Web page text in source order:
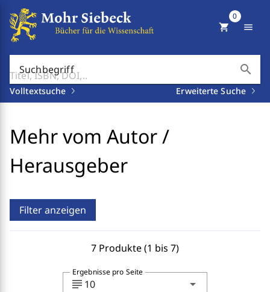
Suchbegriff search
Volltextsuche Erweiterte Suche
shopping_cart
0
menu
Mehr vom Autor /
Herausgeber
Filter anzeigen
7 Produkte (1 bis 7)
subject 10 arrow_drop_down
Ergebnisse pro Seite